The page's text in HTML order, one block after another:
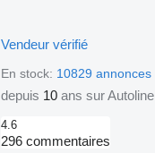
Vendeur vérifié
En stock: 10829 annonces
depuis 10 ans sur Autoline
4.6
296 commentaires